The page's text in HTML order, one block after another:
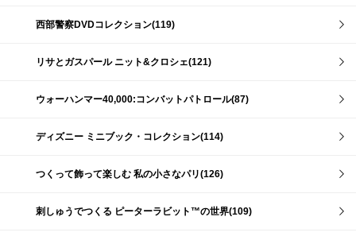
西部警察DVDコレクション(119)
リサとガスパール ニット&クロシェ(121)
ウォーハンマー40,000:コンバットパトロール(87)
ディズニー ミニブック・コレクション(114)
つくって飾って楽しむ 私の小さなパリ(126)
刺しゅうでつくる ピーターラビット™の世界(109)